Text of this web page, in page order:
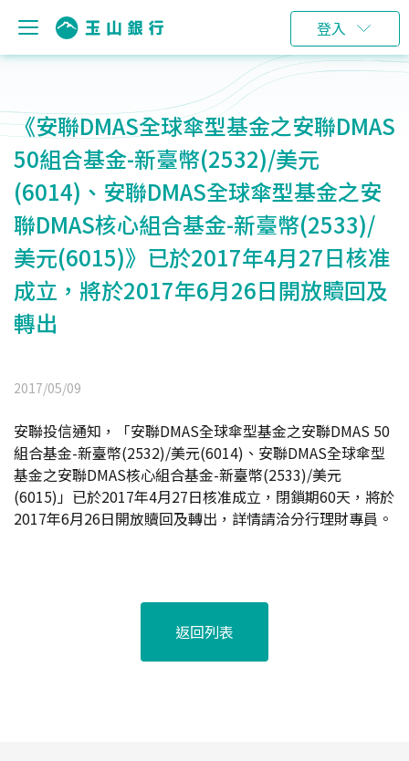
登入
《安聯DMAS全球傘型基金之安聯DMAS
50組合基金-新臺幣(2532)/美元
(6014)、安聯DMAS全球傘型基金之安
聯DMAS核心組合基金-新臺幣(2533)/
美元(6015)》已於2017年4月27日核准
成立，將於2017年6月26日開放贖回及
轉出
2017/05/09
安聯投信通知，「安聯DMAS全球傘型基金之安聯DMAS 50
組合基金-新臺幣(2532)/美元(6014)、安聯DMAS全球傘型
基金之安聯DMAS核心組合基金-新臺幣(2533)/美元
(6015)」已於2017年4月27日核准成立，閉鎖期60天，將於
2017年6月26日開放贖回及轉出，詳情請洽分行理財專員。
返回列表